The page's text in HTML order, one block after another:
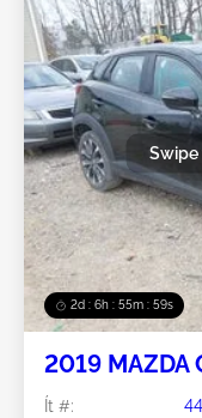
2d : 6h : 55m : 57s
Swipe
2019 MAZDA
Ít #: